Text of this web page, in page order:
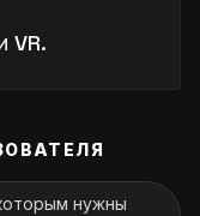
VR.
нужны